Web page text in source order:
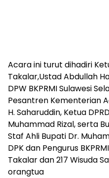
Acara ini turut dihadiri
Takalar,Ustad Abdullah
DPW BKPRMI Sulawesi
Pesantren Kementerian
H. Saharuddin, Ketua
Muhammad Rizal, serta
Staf Ahli Bupati Dr.
DPK dan Pengurus
Takalar dan 217 Wisuda
orangtua